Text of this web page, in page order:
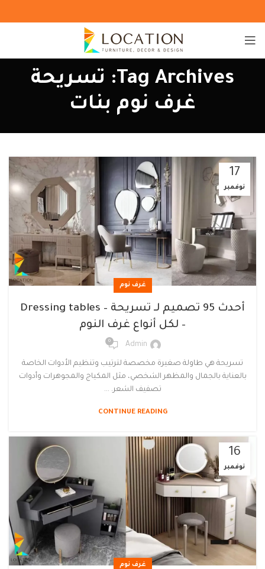
Tag Archives: تسريحة
غرف نوم بنات
17
نوفمبر
غرف نوم
أحدث 95 تصميم لـ تسريحة – Dressing tables
– لكل أنواع غرف النوم
Admin
0
تسريحة هي طاولة صغيرة مخصصة لترتيب وتنظيم الأدوات الخاصة
بالعناية بالجمال والمظهر الشخصي، مثل المكياج والمجوهرات وأدوات
تصفيف الشعر. ...
CONTINUE READING
16
نوفمبر
غرف نوم